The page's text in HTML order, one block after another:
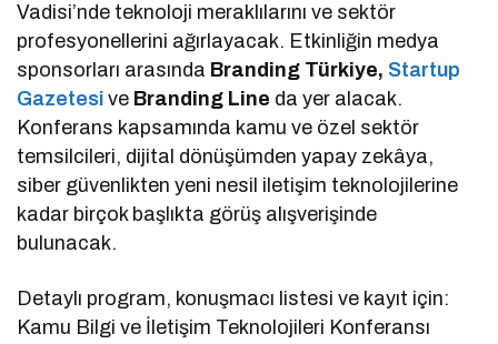
Vadisi’nde teknoloji meraklılarını ve sektör
profesyonellerini ağırlayacak. Etkinliğin medya
sponsorları arasında Branding Türkiye, Startup
Gazetesi ve Branding Line da yer alacak.
Konferans kapsamında kamu ve özel sektör
temsilcileri, dijital dönüşümden yapay zekâya,
siber güvenlikten yeni nesil iletişim teknolojilerine
kadar birçok başlıkta görüş alışverişinde
bulunacak.
Detaylı program, konuşmacı listesi ve kayıt için:
Kamu Bilgi ve İletişim Teknolojileri Konferansı